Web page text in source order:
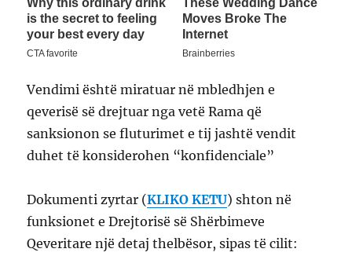
Vendimi është miratuar në mbledhjen e
qeverisë së drejtuar nga vetë Rama që
sanksionon se fluturimet e tij jashtë vendit
duhet të konsiderohen “konfidenciale”
Dokumenti zyrtar (KLIKO KETU) shton në
funksionet e Drejtorisë së Shërbimeve
Qeveritare një detaj thelbësor, sipas të cilit: